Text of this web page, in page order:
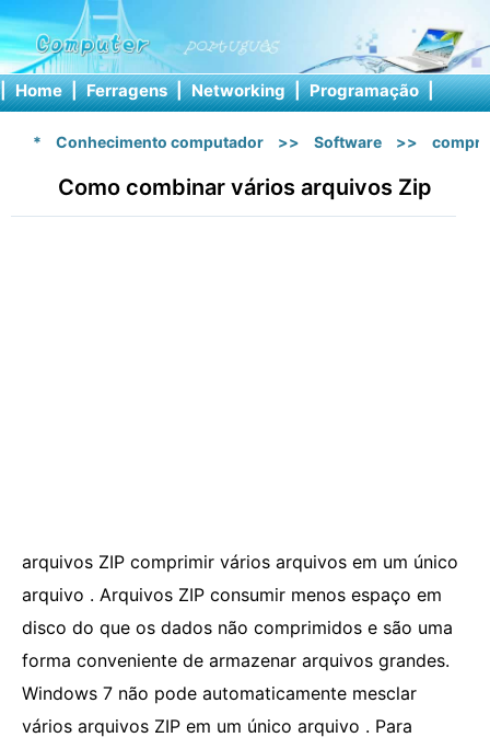
| Home | Ferragens | Networking | Programação |
* Conhecimento computador >> Software >>
Como combinar vários arquivos Zip
arquivos ZIP comprimir vários arquivos em um único
arquivo . Arquivos ZIP consumir menos espaço em
disco do que os dados não comprimidos e são uma
forma conveniente de armazenar arquivos grandes.
Windows 7 não pode automaticamente mesclar
vários arquivos ZIP em um único arquivo . Para